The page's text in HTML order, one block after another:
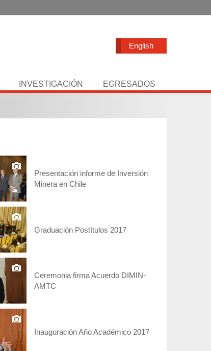
English
INVESTIGACIÓN EGRESADOS
Presentación informe de Inversión
Minera en Chile
Graduación Postítulos 2017
Ceremonia firma Acuerdo DIMIN-
AMTC
Inauguración Año Académico 2017